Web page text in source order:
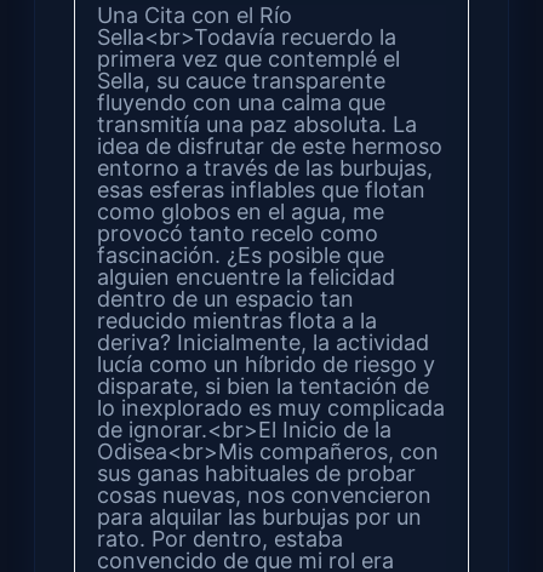
Una Cita con el Río
Sella<br>Todavía recuerdo la
primera vez que contemplé el
Sella, su cauce transparente
fluyendo con una calma que
transmitía una paz absoluta. La
idea de disfrutar de este hermoso
entorno a través de las burbujas,
esas esferas inflables que flotan
como globos en el agua, me
provocó tanto recelo como
fascinación. ¿Es posible que
alguien encuentre la felicidad
dentro de un espacio tan
reducido mientras flota a la
deriva? Inicialmente, la actividad
lucía como un híbrido de riesgo y
disparate, si bien la tentación de
lo inexplorado es muy complicada
de ignorar.<br>El Inicio de la
Odisea<br>Mis compañeros, con
sus ganas habituales de probar
cosas nuevas, nos convencieron
para alquilar las burbujas por un
rato. Por dentro, estaba
convencido de que mi rol era